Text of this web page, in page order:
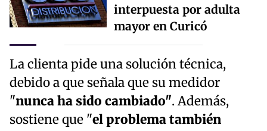
interpuesta por adulta
mayor en Curicó
La clienta pide una solución técnica,
debido a que señala que su medidor
"nunca ha sido cambiado". Además,
sostiene que "el problema también